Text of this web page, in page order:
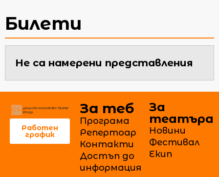
Билети
Не са намерени представления
Работен
график
За теб
Програма
Репертоар
Контакти
Достъп до
информация
За
театъра
Новини
Фестивал
Екип